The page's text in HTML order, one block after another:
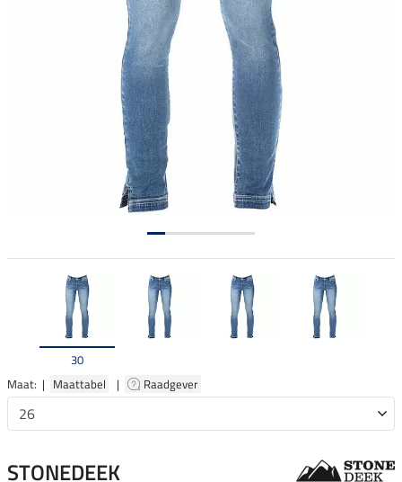
30
Maat: | Maattabel | Raadgever
STONEDEEK